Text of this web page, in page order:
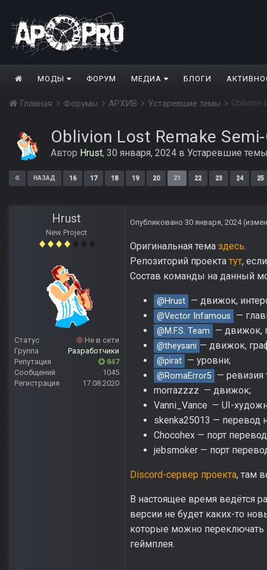
МОДЫ ФОРУМ МЕДИА БЛОГИ
Главная Форумы АРХИВ Устаревшие темы Oblivion
Oblivion Lost Remake
Автор Hrust, 30 января, 2024 в Устаревшие
НАЗАД 16 17 18 19 20 21 22 23 24 25
Hrust
New Project
Статус
Не в сети
Группа
Разработчики
Репутация
847
Сообщений
1045
Регистрация
17.08.2020
Опубликовано 30 января, 2024
Оригинальная тема здесь.
Репозиторий проекта тут,
Состав команды на данный
@Hrust — движок,
@Vector Infamous —
@M.F.S. Team — движок,
@theysani — движок,
@pirat — уровни;
@RomaError5 — ревизия
morrazzzz — движок;
Vanni_Vance — UI-
skenka25013 — перевод
Chocohex — порт
jebsmoker — порт
Discord-сервер проекта, там
В настоящее время ведётся
версии не будет каких-то
которые можно переключать
геймплея.